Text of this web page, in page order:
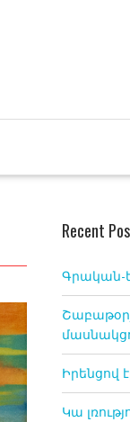
Recent
Գրական-
Իրենցով
Կա